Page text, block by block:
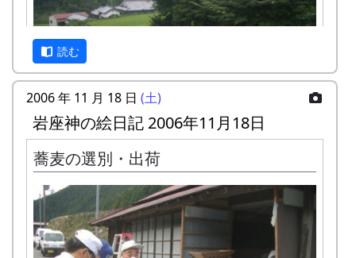
毎年、こんな感じで蕎麦打ち大会をやっていま
す。
2008-01-20 岩座神の絵日記 2008年1月20日
2010-01-24 岩座神の絵日記 2010年1月24日
午前8時から蕎麦の種蒔き作業。
蒔種機をつけたトラクターが二台、手押しの種蒔
き機が四台。手分けして作業をする。
読む
2006 年 11 月 18 日 (土)
岩座神の絵日記 2006年11月18日
蕎麦の選別・出荷